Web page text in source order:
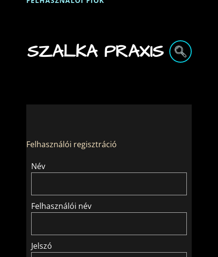
SZALKA PRAXIS
Felhasználói regisztráció
Név
Felhasználói név
Jelszó